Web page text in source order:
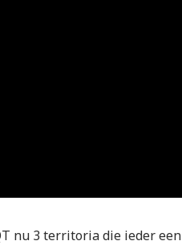
nu 3 territoria die ieder een